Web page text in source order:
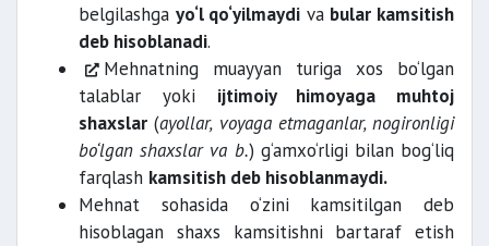
belgilashga yo‘l qo‘yilmaydi va bular kamsitish
deb hisoblanadi.
Mehnatning muayyan turiga xos bo‘lgan
talablar yoki ijtimoiy himoyaga muhtoj
shaxslar (ayollar, voyaga etmaganlar, nogironligi
bo‘lgan shaxslar va b.) g‘amxo‘rligi bilan bog‘liq
farqlash kamsitish deb hisoblanmaydi.
Mehnat sohasida o‘zini kamsitilgan deb
hisoblagan shaxs kamsitishni bartaraf etish